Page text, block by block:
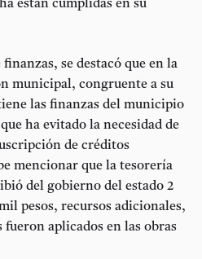
están cumplidas en su
se destacó que en la
municipal, congruente a su
las finanzas del municipio
ha evitado la necesidad de
de créditos
mencionar que la tesorería
del gobierno del estado 2
pesos, recursos adicionales,
fueron aplicados en las obras